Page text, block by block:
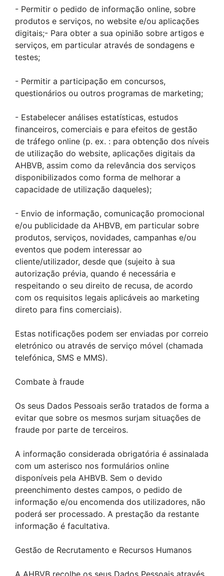
- Permitir o pedido de informação online, sobre
produtos e serviços, no website e/ou aplicações
digitais;- Para obter a sua opinião sobre artigos e
serviços, em particular através de sondagens e
testes;
- Permitir a participação em concursos,
questionários ou outros programas de marketing;
- Estabelecer análises estatísticas, estudos
financeiros, comerciais e para efeitos de gestão
de tráfego online (p. ex. : para obtenção dos níveis
de utilização do website, aplicações digitais da
AHBVB, assim como da relevância dos serviços
disponibilizados como forma de melhorar a
capacidade de utilização daqueles);
- Envio de informação, comunicação promocional
e/ou publicidade da AHBVB, em particular sobre
produtos, serviços, novidades, campanhas e/ou
eventos que podem interessar ao
cliente/utilizador, desde que (sujeito à sua
autorização prévia, quando é necessária e
respeitando o seu direito de recusa, de acordo
com os requisitos legais aplicáveis ao marketing
direto para fins comerciais).
Estas notificações podem ser enviadas por correio
eletrónico ou através de serviço móvel (chamada
telefónica, SMS e MMS).
Combate à fraude
Os seus Dados Pessoais serão tratados de forma a
evitar que sobre os mesmos surjam situações de
fraude por parte de terceiros.
A informação considerada obrigatória é assinalada
com um asterisco nos formulários online
disponíveis pela AHBVB. Sem o devido
preenchimento destes campos, o pedido de
informação e/ou encomenda dos utilizadores, não
poderá ser processado. A prestação da restante
informação é facultativa.
Gestão de Recrutamento e Recursos Humanos
A AHBVB recolhe os seus Dados Pessoais através